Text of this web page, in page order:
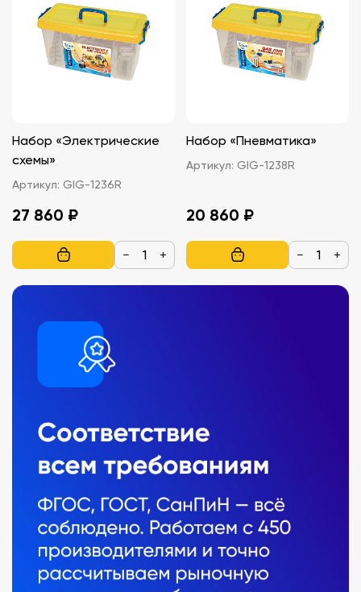
Набор «Электрические
схемы»
Артикул: GIG-1236R
27 860 ₽
− +
Набор «Пневматика»
Артикул: GIG-1238R
20 860 ₽
− +